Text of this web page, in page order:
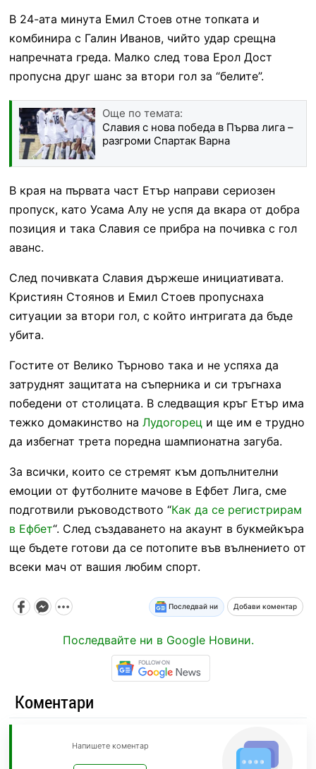
В 24-ата минута Емил Стоев отне топката и
комбинира с Галин Иванов, чийто удар срещна
напречната греда. Малко след това Ерол Дост
пропусна друг шанс за втори гол за “белите”.
Още по темата:
Славия с нова победа в Първа лига –
разгроми Спартак Варна
В края на първата част Етър направи сериозен
пропуск, като Усама Алу не успя да вкара от добра
позиция и така Славия се прибра на почивка с гол
аванс.
След почивката Славия държеше инициативата.
Кристиян Стоянов и Емил Стоев пропуснаха
ситуации за втори гол, с който интригата да бъде
убита.
Гостите от Велико Търново така и не успяха да
затруднят защитата на съперника и си тръгнаха
победени от столицата. В следващия кръг Етър има
тежко домакинство на Лудогорец и ще им е трудно
да избегнат трета поредна шампионатна загуба.
За всички, които се стремят към допълнителни
емоции от футболните мачове в Ефбет Лига, сме
подготвили ръководството “Как да се регистрирам
в Ефбет“. След създаването на акаунт в букмейкъра
ще бъдете готови да се потопите във вълнението от
всеки мач от вашия любим спорт.
Последвай ни Добави коментар
Последвайте ни в Google Новини.
Коментари
Напишете коментар